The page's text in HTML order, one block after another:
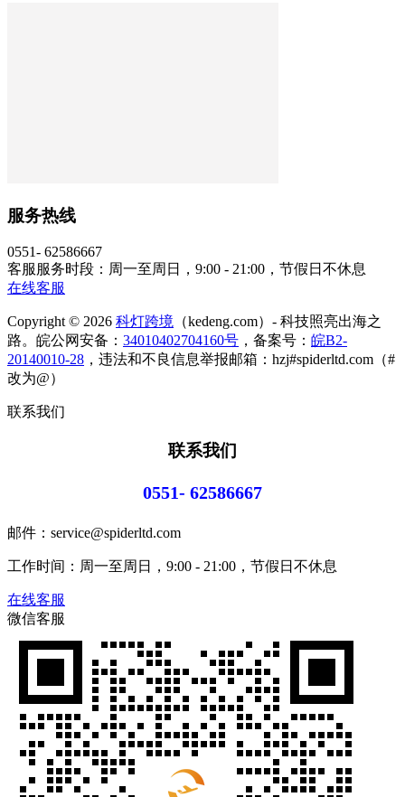
服务热线
0551- 62586667
客服服务时段：周一至周日，9:00 - 21:00，节假日不休息
在线客服
Copyright © 2026 科灯跨境 （kedeng.com）- 科技照亮出海之
路。皖公网安备： 34010402704160号 ，备案号： 皖B2-
20140010-28 ，违法和不良信息举报邮箱：hzj#spiderltd.com（#
改为@）
联系我们
联系我们
0551- 62586667
邮件：service@spiderltd.com
工作时间：周一至周日，9:00 - 21:00，节假日不休息
在线客服
微信客服